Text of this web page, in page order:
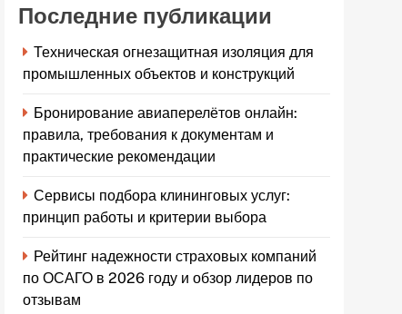
Последние публикации
Техническая огнезащитная изоляция для
промышленных объектов и конструкций
Бронирование авиаперелётов онлайн:
правила, требования к документам и
практические рекомендации
Сервисы подбора клининговых услуг:
принцип работы и критерии выбора
Рейтинг надежности страховых компаний
по ОСАГО в 2026 году и обзор лидеров по
отзывам